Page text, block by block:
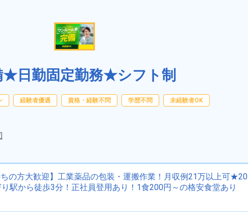
★日勤固定勤務★シフト制
経験者優遇 資格・経験不問 学歴不問 未経験者OK
ちの方大歓迎】工業薬品の包装・運搬作業！月収例21万以上可★20
駅から徒歩3分！正社員登用あり！1食200円～の格安食堂あり